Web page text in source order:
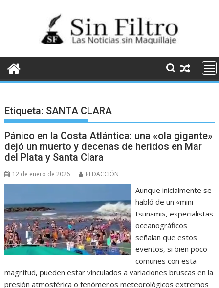
Etiqueta: SANTA CLARA
Pánico en la Costa Atlántica: una «ola gigante»
dejó un muerto y decenas de heridos en Mar
del Plata y Santa Clara
12 de enero de 2026 REDACCIÓN
Aunque inicialmente se
habló de un «mini
tsunami», especialistas
oceanográficos
señalan que estos
eventos, si bien poco
comunes con esta
magnitud, pueden estar vinculados a variaciones bruscas en la
presión atmosférica o fenómenos meteorológicos extremos